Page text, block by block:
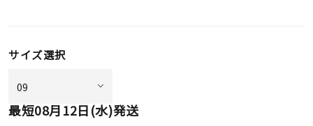
在庫
サイズ選択
最短08月12日(水)発送